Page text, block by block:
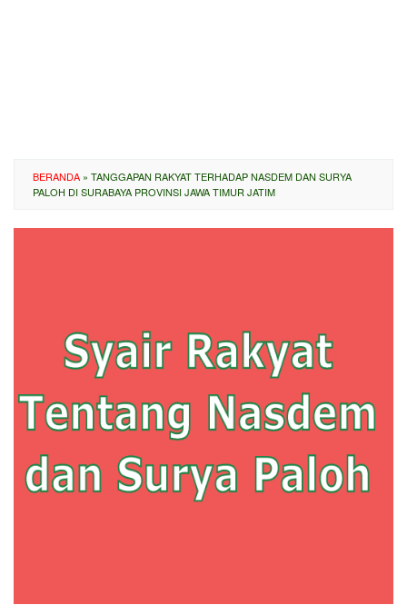
BERANDA » TANGGAPAN RAKYAT TERHADAP NASDEM DAN SURYA
PALOH DI SURABAYA PROVINSI JAWA TIMUR JATIM